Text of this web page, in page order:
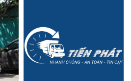
định
còn bởi tác phong làm việc
chuyên nghiệp – uy tín – đúng
giờ đã giúp Tiến Phát chiếm trọn
niềm tin từ khách hàng cá nhân